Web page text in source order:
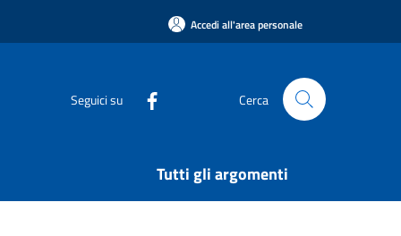
Accedi all'area personale
Seguici su Cerca
Tutti gli argomenti